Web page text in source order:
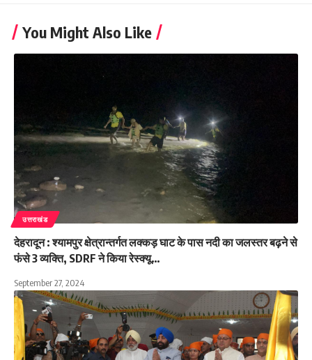
You Might Also Like
उत्तराखंड
देहरादून : श्यामपुर क्षेत्रान्तर्गत लक्कड़ घाट के पास नदी का जलस्तर बढ़ने से
फंसे 3 व्यक्ति, SDRF ने किया रेस्क्यू…
September 27, 2024